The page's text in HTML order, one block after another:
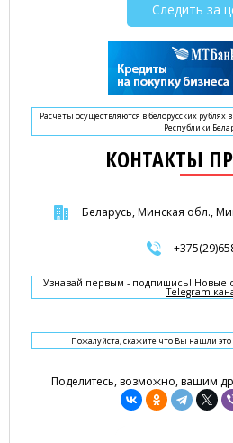
Следить за
Расчеты осуществляются в белорусских рублях
Республики
КОНТАКТЫ
Беларусь, Минская обл.,
Узнавай первым - подпишись! Новые
Telegram
Пожалуйста, скажите что Вы нашли это
Поделитесь, возможно, вашим